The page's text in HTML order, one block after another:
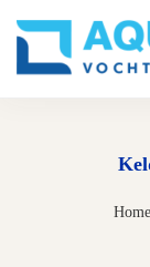
Home